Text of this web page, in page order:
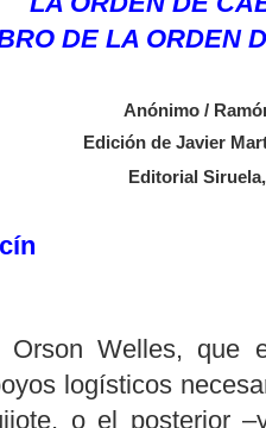
DE LA ORDEN
Anónimo /
Edición de Javier
Editorial
Welles, que
logísticos
o el posterior